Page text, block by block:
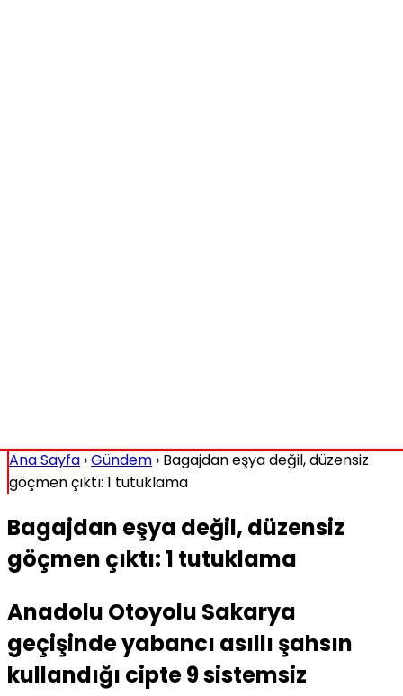
Ana Sayfa ›Gündem › Bagajdan eşya değil, düzensiz
göçmen çıktı: 1 tutuklama
Bagajdan eşya değil, düzensiz
göçmen çıktı: 1 tutuklama
Anadolu Otoyolu Sakarya
geçişinde yabancı asıllı şahsın
kullandığı cipte 9 sistemsiz